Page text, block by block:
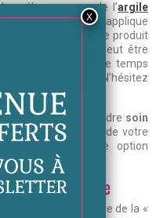
mélanger avec de l’argile
Ici, la poudre s’applique
en servir comme produit
côté, le produit peut être
pourriez en même temps
faite maison. N’hésitez
aussi servir à prendre soin
avec du shampoing de votre
est aussi une option
poudre de rose
composée de la «